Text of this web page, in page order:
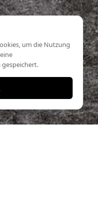
um die Nutzung